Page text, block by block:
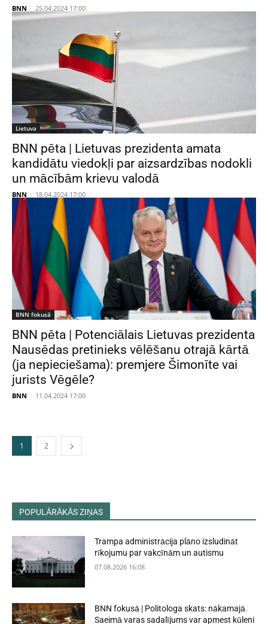
BNN - 25.04.2024 17:00
Lietuva
BNN pēta | Lietuvas prezidenta amata
kandidātu viedokļi par aizsardzības nodokli
un mācībām krievu valodā
BNN - 18.04.2024 17:00
BNN fokusā
BNN pēta | Potenciālais Lietuvas prezidenta
Nausēdas pretinieks vēlēšanu otrajā kārtā
(ja nepieciešama): premjere Šimonīte vai
jurists Vēgēle?
BNN - 11.04.2024 17:00
1 2
POPULĀRĀKĀS ZIŅAS
Trampa administrācija plāno izsludināt
rīkojumu par vakcīnām un autismu
07.08.2026 16:08
BNN fokusā | Politologa skats: nākamajā
Saeimā varas sadalījums var apmest kūleni